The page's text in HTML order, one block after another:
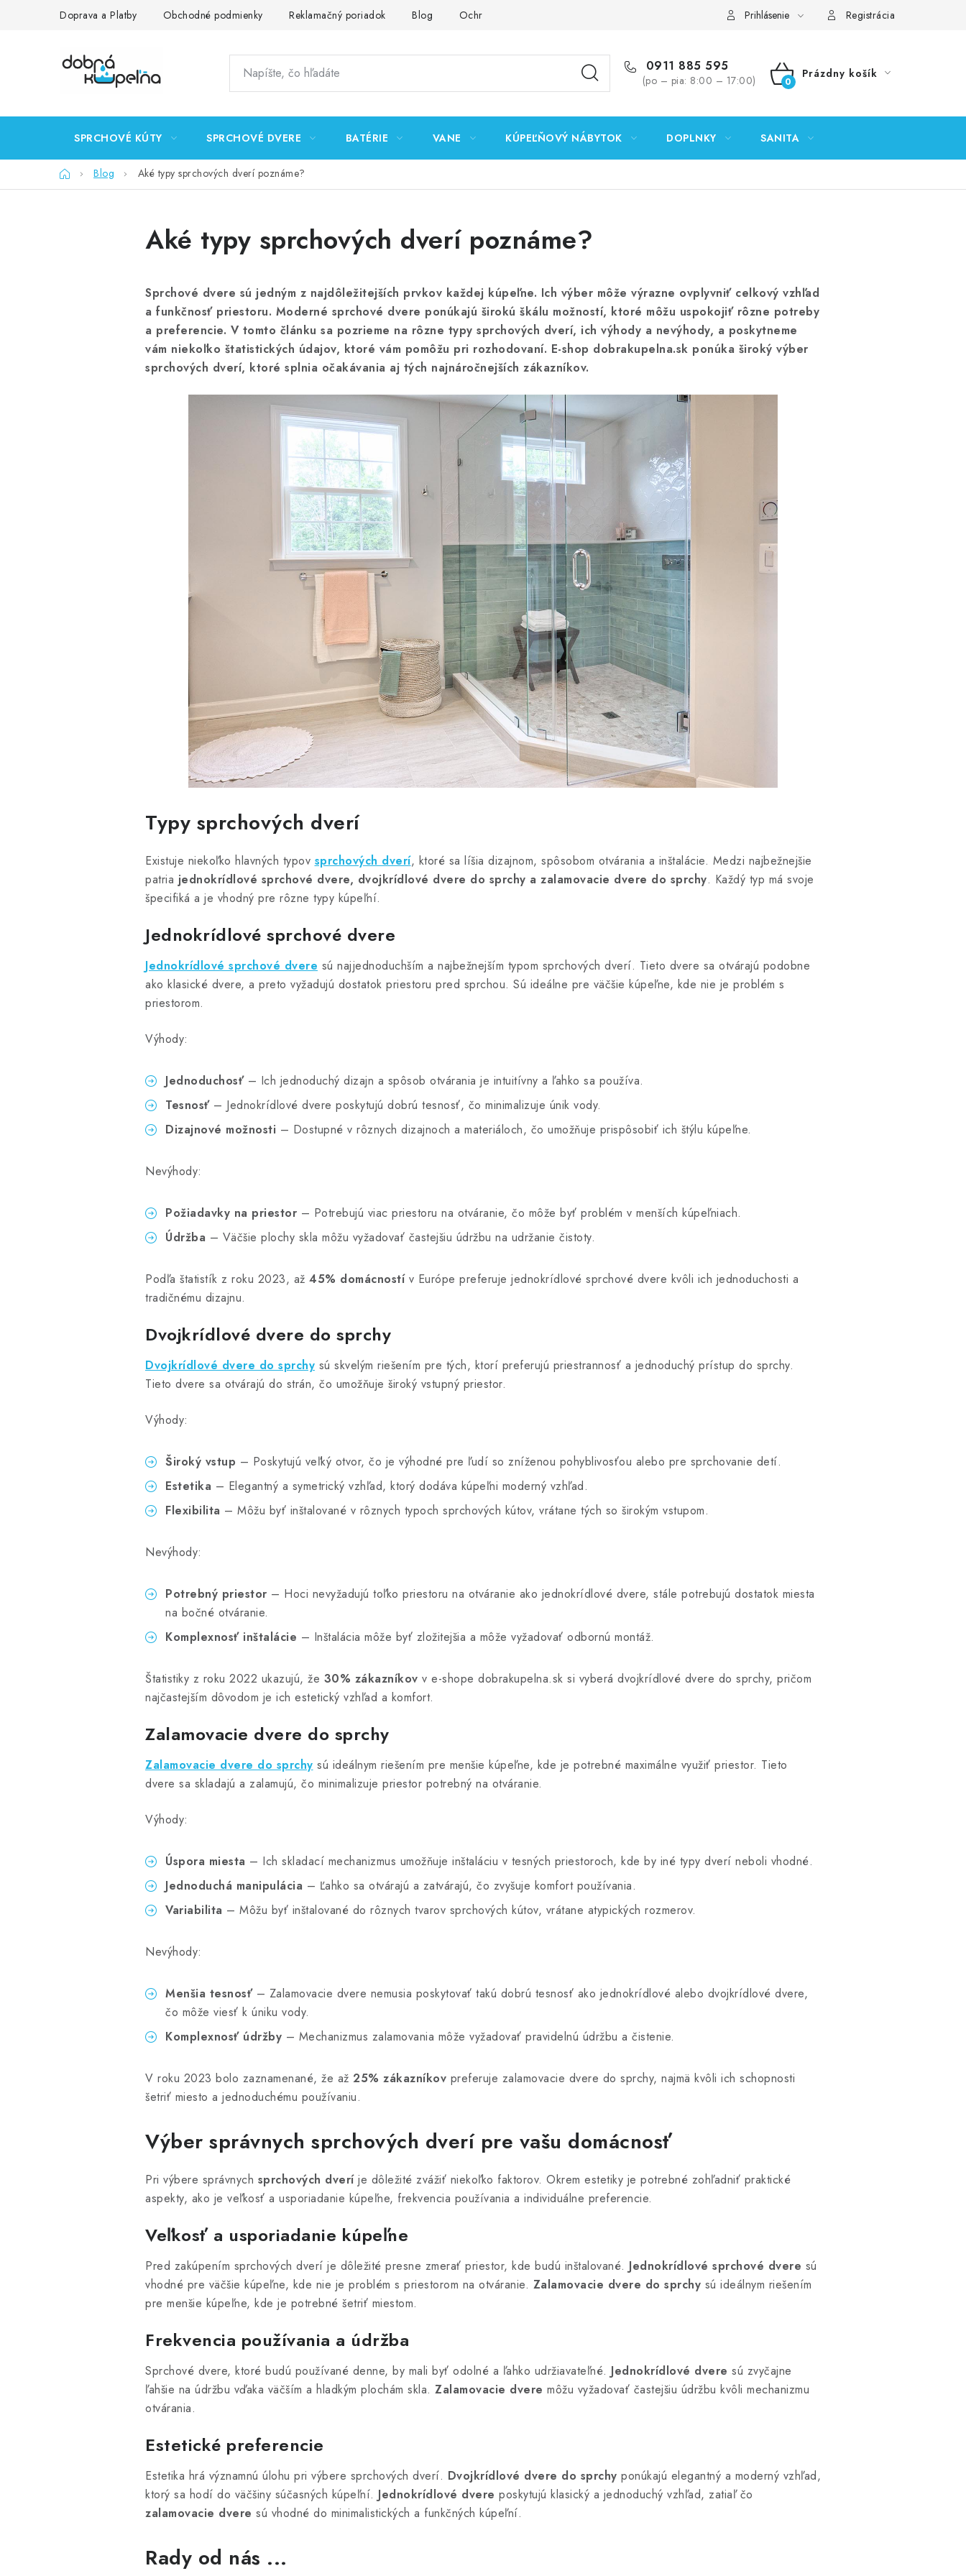
Doprava a Platby Obchodné podmienky Reklamačný poriadok Blog Ochrana osobných údajov GDPR Predajňa Nitra Formulár na vrátenie tovaru
Prihlásenie Registrácia
0911 885 595
(po – pia: 8:00 – 17:00)
NÁKUPNÝ
Prázdny košík
SPRCHOVÉ KÚTY SPRCHOVÉ DVERE BATÉRIE VANE KÚPEĽŇOVÝ NÁBYTOK DOPLNKY SANITA
DomovBlog Aké typy sprchových dverí poznáme?
Aké typy sprchových dverí poznáme?
Sprchové dvere sú jedným z najdôležitejších prvkov každej kúpeľne. Ich výber môže výrazne ovplyvniť celkový vzhľad
a funkčnosť priestoru. Moderné sprchové dvere ponúkajú širokú škálu možností, ktoré môžu uspokojiť rôzne potreby
a preferencie. V tomto článku sa pozrieme na rôzne typy sprchových dverí, ich výhody a nevýhody, a poskytneme
vám niekoľko štatistických údajov, ktoré vám pomôžu pri rozhodovaní. E-shop dobrakupelna.sk ponúka široký výber
sprchových dverí, ktoré splnia očakávania aj tých najnáročnejších zákazníkov.
Typy sprchových dverí
Existuje niekoľko hlavných typov sprchových dverí, ktoré sa líšia dizajnom, spôsobom otvárania a inštalácie. Medzi najbežnejšie
patria jednokrídlové sprchové dvere, dvojkrídlové dvere do sprchy a zalamovacie dvere do sprchy. Každý typ má svoje
špecifiká a je vhodný pre rôzne typy kúpeľní.
Jednokrídlové sprchové dvere
Jednokrídlové sprchové dvere sú najjednoduchším a najbežnejším typom sprchových dverí. Tieto dvere sa otvárajú podobne
ako klasické dvere, a preto vyžadujú dostatok priestoru pred sprchou. Sú ideálne pre väčšie kúpeľne, kde nie je problém s
priestorom.
Výhody:
Jednoduchosť– Ich jednoduchý dizajn a spôsob otvárania je intuitívny a ľahko sa používa.
Tesnosť– Jednokrídlové dvere poskytujú dobrú tesnosť, čo minimalizuje únik vody.
Dizajnové možnosti – Dostupné v rôznych dizajnoch a materiáloch, čo umožňuje prispôsobiť ich štýlu kúpeľne.
Nevýhody:
Požiadavky na priestor – Potrebujú viac priestoru na otváranie, čo môže byť problém v menších kúpeľniach.
Údržba – Väčšie plochy skla môžu vyžadovať častejšiu údržbu na udržanie čistoty.
Podľa štatistík z roku 2023, až 45% domácnostív Európe preferuje jednokrídlové sprchové dvere kvôli ich jednoduchosti a
tradičnému dizajnu.
Dvojkrídlové dvere do sprchy
Dvojkrídlové dvere do sprchy sú skvelým riešením pre tých, ktorí preferujú priestrannosť a jednoduchý prístup do sprchy.
Tieto dvere sa otvárajú do strán, čo umožňuje široký vstupný priestor.
Výhody:
Široký vstup – Poskytujú veľký otvor, čo je výhodné pre ľudí so zníženou pohyblivosťou alebo pre sprchovanie detí.
Estetika – Elegantný a symetrický vzhľad, ktorý dodáva kúpeľni moderný vzhľad.
Flexibilita – Môžu byť inštalované v rôznych typoch sprchových kútov, vrátane tých so širokým vstupom.
Nevýhody:
Potrebný priestor – Hoci nevyžadujú toľko priestoru na otváranie ako jednokrídlové dvere, stále potrebujú dostatok miesta
na bočné otváranie.
Komplexnosť inštalácie – Inštalácia môže byť zložitejšia a môže vyžadovať odbornú montáž.
Štatistiky z roku 2022 ukazujú, že 30% zákazníkov v e-shope dobrakupelna.sk si vyberá dvojkrídlové dvere do sprchy, pričom
najčastejším dôvodom je ich estetický vzhľad a komfort.
Zalamovacie dvere do sprchy
Zalamovacie dvere do sprchy sú ideálnym riešením pre menšie kúpeľne, kde je potrebné maximálne využiť priestor. Tieto
dvere sa skladajú a zalamujú, čo minimalizuje priestor potrebný na otváranie.
Výhody:
Úspora miesta – Ich skladací mechanizmus umožňuje inštaláciu v tesných priestoroch, kde by iné typy dverí neboli vhodné.
Jednoduchá manipulácia – Ľahko sa otvárajú a zatvárajú, čo zvyšuje komfort používania.
Variabilita – Môžu byť inštalované do rôznych tvarov sprchových kútov, vrátane atypických rozmerov.
Nevýhody:
Menšia tesnosť– Zalamovacie dvere nemusia poskytovať takú dobrú tesnosť ako jednokrídlové alebo dvojkrídlové dvere,
čo môže viesť k úniku vody.
Komplexnosť údržby – Mechanizmus zalamovania môže vyžadovať pravidelnú údržbu a čistenie.
V roku 2023 bolo zaznamenané, že až 25% zákazníkov preferuje zalamovacie dvere do sprchy, najmä kvôli ich schopnosti
šetriť miesto a jednoduchému používaniu.
Výber správnych sprchových dverí pre vašu domácnosť
Pri výbere správnych sprchových dveríje dôležité zvážiť niekoľko faktorov. Okrem estetiky je potrebné zohľadniť praktické
aspekty, ako je veľkosť a usporiadanie kúpeľne, frekvencia používania a individuálne preferencie.
Veľkosť a usporiadanie kúpeľne
Pred zakúpením sprchových dverí je dôležité presne zmerať priestor, kde budú inštalované. Jednokrídlové sprchové dvere sú
vhodné pre väčšie kúpeľne, kde nie je problém s priestorom na otváranie. Zalamovacie dvere do sprchy sú ideálnym riešením
pre menšie kúpeľne, kde je potrebné šetriť miestom.
Frekvencia používania a údržba
Sprchové dvere, ktoré budú používané denne, by mali byť odolné a ľahko udržiavateľné. Jednokrídlové dvere sú zvyčajne
ľahšie na údržbu vďaka väčším a hladkým plochám skla. Zalamovacie dvere môžu vyžadovať častejšiu údržbu kvôli mechanizmu
otvárania.
Estetické preferencie
Estetika hrá významnú úlohu pri výbere sprchových dverí. Dvojkrídlové dvere do sprchy ponúkajú elegantný a moderný vzhľad,
ktorý sa hodí do väčšiny súčasných kúpeľní. Jednokrídlové dvere poskytujú klasický a jednoduchý vzhľad, zatiaľ čo
zalamovacie dvere sú vhodné do minimalistických a funkčných kúpeľní.
Rady od nás ...